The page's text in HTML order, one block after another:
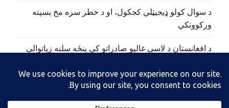
د سوال کولو ډیجیټلي کجکول، او د خطر سره مخ بسپنه
ورکوونکي
د افغانستان د لاسي غالیو صادراتو کې پنځه سلنه زیاتوالی